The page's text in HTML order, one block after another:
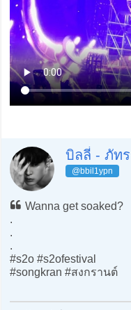
บิลลี่ - ภัท
@bbil1ypn
Wanna get soaked?
.
.
.
#s2o #s2ofestival
#songkran #สงกรานต์